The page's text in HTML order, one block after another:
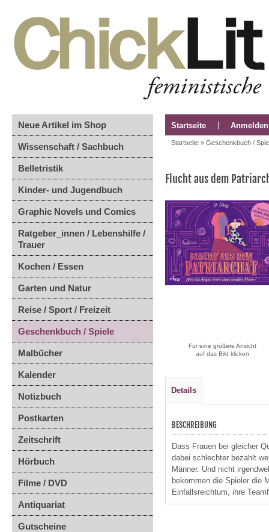
Neue Artikel im Shop
Wissenschaft / Sachbuch
Belletristik
Kinder- und Jugendbuch
Graphic Novels und Comics
Ratgeber_innen / Lebenshilfe /
Trauer
Kochen / Essen
Garten und Natur
Reise / Sport / Freizeit
Geschenkbuch / Spiele
Malbücher
Kalender
Notizbuch
Postkarten
Zeitschrift
Hörbuch
Filme / DVD
Antiquariat
Gutscheine
Startseite Anmelden
Startseite » Geschenkbuch /
Flucht aus dem
Für eine größere Ansicht
auf das Bild klicken
Details
BESCHREIBUNG
Dass Frauen bei gleicher
dabei schlechter bezahlt
Männer. Und nicht
bekommen die Spieler die
Einfallsreichtum, ihre